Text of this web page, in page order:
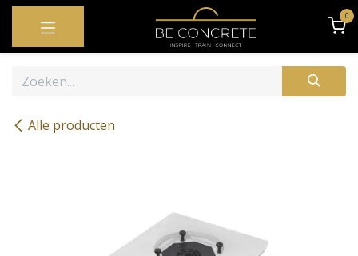
OVERSLAAN NAAR INHOUD 0
Alle producten